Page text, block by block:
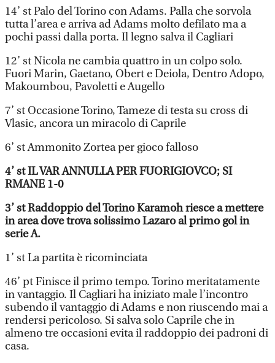
14’ st Palo del Torino con Adams. Palla che sorvola
tutta l’area e arriva ad Adams molto defilato ma a
pochi passi dalla porta. Il legno salva il Cagliari
12’ st Nicola ne cambia quattro in un colpo solo.
Fuori Marin, Gaetano, Obert e Deiola, Dentro Adopo,
Makoumbou, Pavoletti e Augello
7’ st Occasione Torino, Tameze di testa su cross di
Vlasic, ancora un miracolo di Caprile
6’ st Ammonito Zortea per gioco falloso
4’ st IL VAR ANNULLA PER FUORIGIOVCO; SI
RMANE 1-0
3’ st Raddoppio del Torino Karamoh riesce a mettere
in area dove trova solissimo Lazaro al primo gol in
serie A.
1’ st La partita è ricominciata
46’ pt Finisce il primo tempo. Torino meritatamente
in vantaggio. Il Cagliari ha iniziato male l’incontro
subendo il vantaggio di Adams e non riuscendo mai a
rendersi pericoloso. Si salva solo Caprile che in
almeno tre occasioni evita il raddoppio dei padroni di
casa.